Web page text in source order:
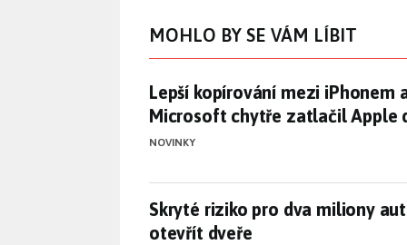
MOHLO BY SE VÁM LÍBIT
Lepší kopírování mezi
Lepší kopírování mezi iPhonem
Microsoft chytře zatlačil Apple
NOVINKY
Skryté riziko pro dva miliony
Skryté riziko pro dva miliony
otevřít dveře